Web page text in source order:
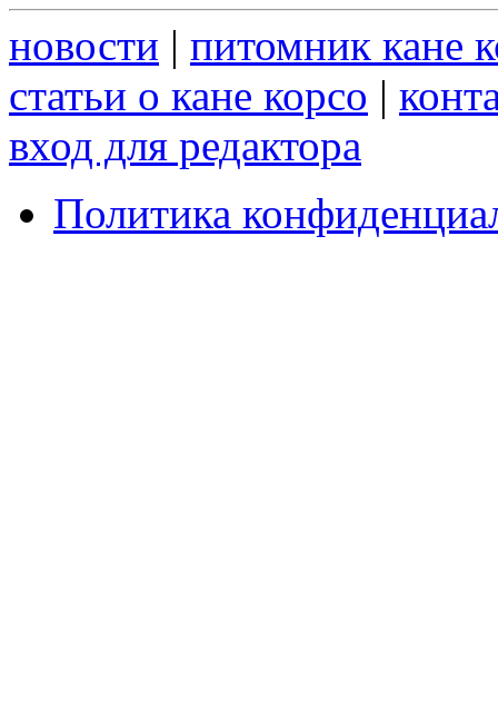
новости | питомник кане
статьи о кане корсо |
вход для редактора
Политика